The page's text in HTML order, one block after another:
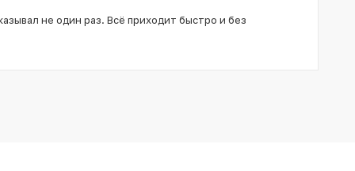
не один раз. Всё приходит быстро и без